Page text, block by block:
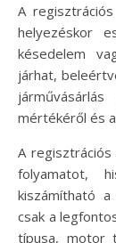
A
helyezéskor
késedelem
járhat,
mértékéről és
A regisztrációs
folyamatot,
kiszámítható
csak a
típusa, motor